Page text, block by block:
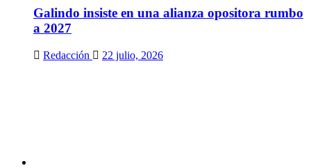
Galindo insiste en una alianza opositora rumbo
a 2027
Redacción 22 julio, 2026